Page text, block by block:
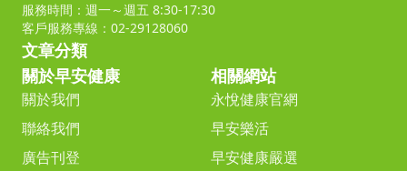
服務時間：週一～週五 8:30-17:30
客戶服務專線：02-29128060
文章分類
關於早安健康
關於我們
聯絡我們
廣告刊登
相關網站
永悅健康官網
早安樂活
早安健康嚴選